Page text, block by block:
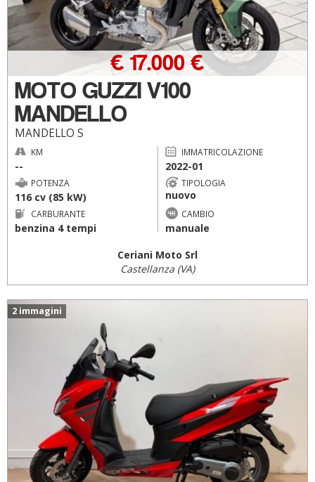
MOTO GUZZI V100
MANDELLO
MANDELLO S
€ 17.000 €
KM
--
IMMATRICOLAZIONE
2022-01
POTENZA
116 cv (85 kW)
TIPOLOGIA
nuovo
CARBURANTE
benzina 4 tempi
CAMBIO
manuale
Ceriani Moto Srl
Castellanza (VA)
2 immagini